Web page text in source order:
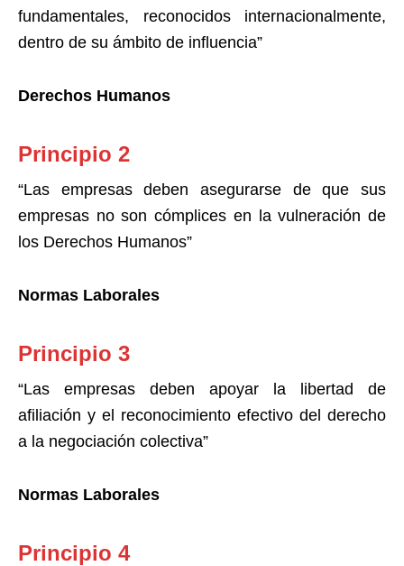
fundamentales, reconocidos internacionalmente,
dentro de su ámbito de influencia”
Derechos Humanos
Principio 2
“Las empresas deben asegurarse de que sus
empresas no son cómplices en la vulneración de
los Derechos Humanos”
Normas Laborales
Principio 3
“Las empresas deben apoyar la libertad de
afiliación y el reconocimiento efectivo del derecho
a la negociación colectiva”
Normas Laborales
Principio 4